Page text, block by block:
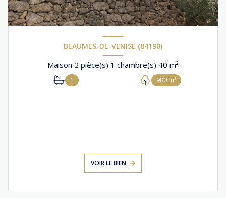
BEAUMES-DE-VENISE (84190)
Maison 2 pièce(s) 1 chambre(s) 40 m²
1 980 m²
VOIR LE BIEN